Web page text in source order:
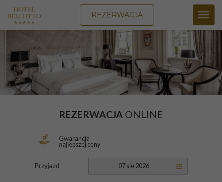
REZERWACJA
REZERWACJA ONLINE
Gwarancja
najlepszej ceny
Przyjazd 07 sie 2026